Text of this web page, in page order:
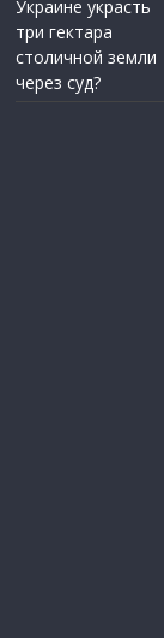
Украине украсть
три гектара
столичной земли
через суд?